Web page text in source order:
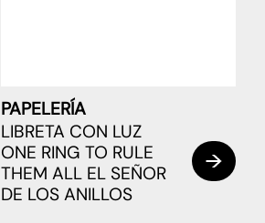
PAPELERÍA
LIBRETA CON LUZ
ONE RING TO RULE
THEM ALL EL SEÑOR
DE LOS ANILLOS